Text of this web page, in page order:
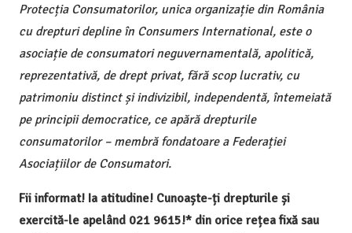
Protecția Consumatorilor, unica organizație din România
cu drepturi depline în Consumers International, este o
asociație de consumatori neguvernamentală, apolitică,
reprezentativă, de drept privat, fără scop lucrativ, cu
patrimoniu distinct și indivizibil, independentă, întemeiată
pe principii democratice, ce apără drepturile
consumatorilor – membră fondatoare a Federației
Asociațiilor de Consumatori.
Fii informat! Ia atitudine! Cunoaște-ți drepturile și
exercită-le apelând 021 9615!* din orice rețea fixă sau